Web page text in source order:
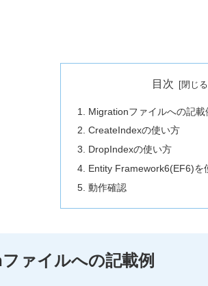
目次
Migrationファイルへの記載
CreateIndexの使い方
DropIndexの使い方
Entity Framework6(EF6)を
動作確認
ァイルへの記載例